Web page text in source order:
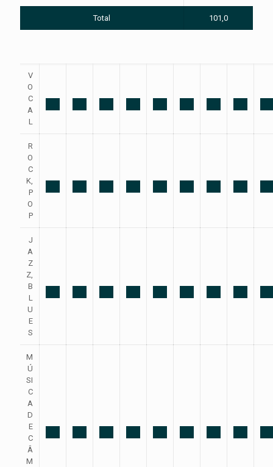
Total 101,0
V
O
C
A
L
R
O
C
K,
P
O
P
J
A
Z
Z,
B
L
U
E
S
M
Ú
SI
C
A
D
E
C
Â
M